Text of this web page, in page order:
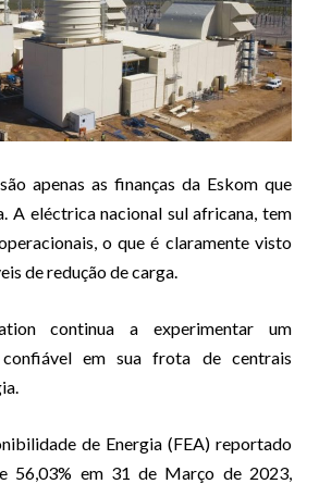
apenas as finanças da Eskom que
A eléctrica nacional sul africana, tem
o que é claramente visto
de redução de carga.
continua a experimentar um
confiável em sua frota de centrais
de Energia (FEA) reportado
56,03% em 31 de Março de 2023,